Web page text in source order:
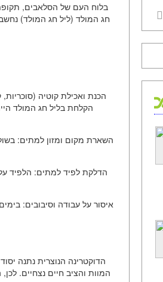
בלוח העם של הסלאבים,
חג המולד (ליל חג המולד)
הכנת ואכילת קוטיה
הקלחת בליל חג המולד
השארת מקום ומזון למתים:
הדלקת לפיד למתים: הלפיד
איסור על עבודה וסיבובים:
הדוקטרינה הנוצרית נתנה
המוות והציב חיים נצחיים.